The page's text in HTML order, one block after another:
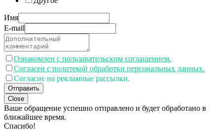
Имя
E-mail
Ознакомлен с пользавательским соглашением.
Согласен с политекой обработки персональных данных.
Согласие на рекламные рассылки.
Отправить
Close
Ваше обращение успешно отправлено и будет обработано в
ближайшее время.
Спасибо!